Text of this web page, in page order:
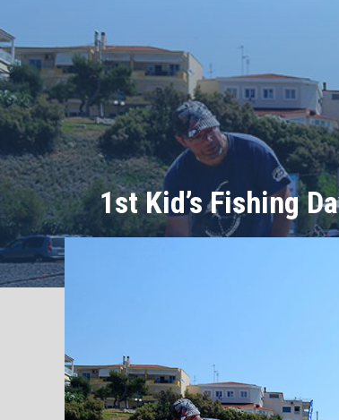
1st Kid’s Fishing